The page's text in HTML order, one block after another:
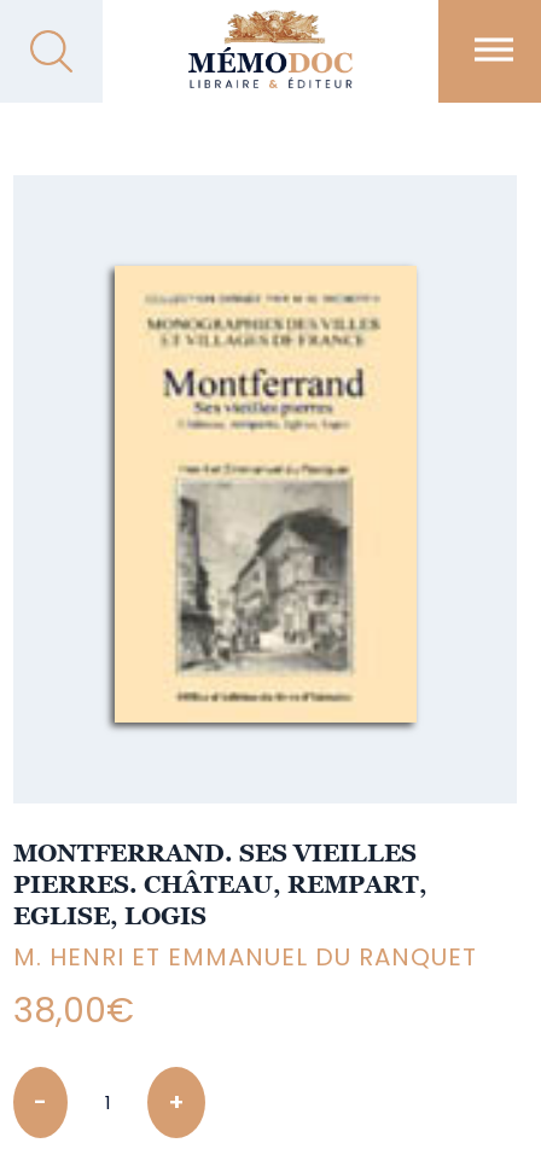
MONTFERRAND. SES VIEILLES
PIERRES. CHÂTEAU, REMPART,
EGLISE, LOGIS
M. HENRI ET EMMANUEL DU RANQUET
38,00€
Quantity